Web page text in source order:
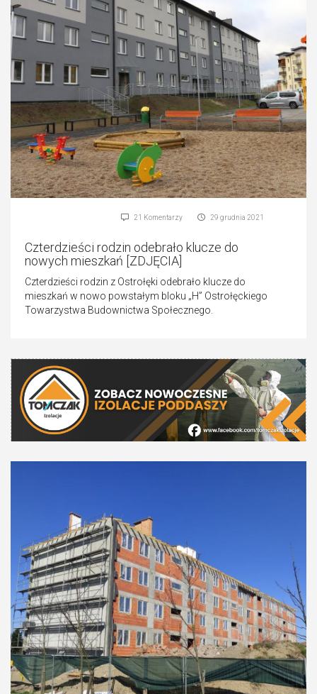
29 grudnia 2021
21 Komentarzy
Czterdzieści rodzin odebrało klucze do
nowych mieszkań [ZDJĘCIA]
Czterdzieści rodzin z Ostrołęki odebrało klucze do
mieszkań w nowo powstałym bloku „H” Ostrołęckiego
Towarzystwa Budownictwa Społecznego.